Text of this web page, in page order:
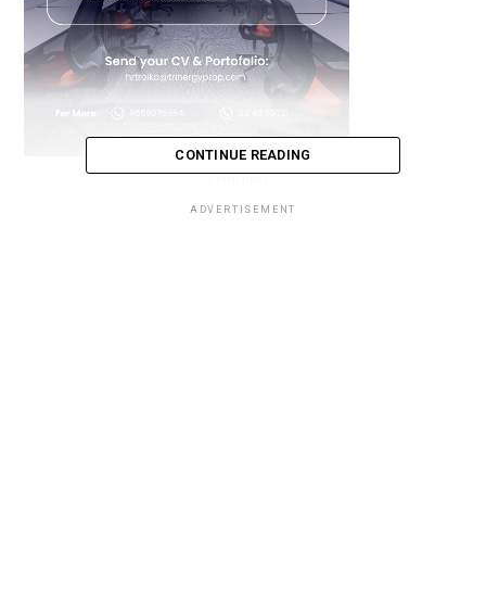
Loading...
CONTINUE READING
ADVERTISEMENT